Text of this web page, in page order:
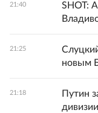
21:40
SHOT:
21:25
новым
21:18
Путин